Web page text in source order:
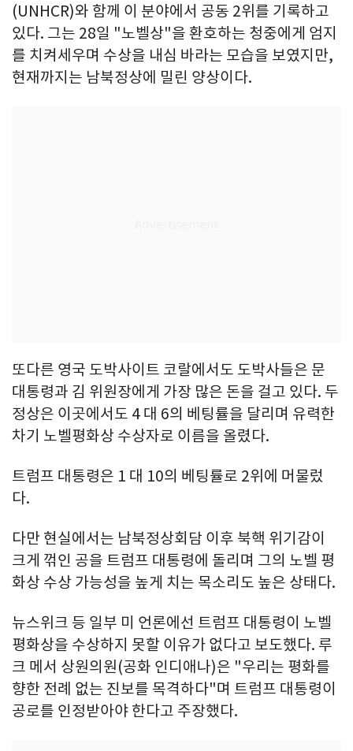
(UNHCR)와 함께 이 분야에서 공동 2위를 기록하고
있다. 그는 28일 "노벨상"을 환호하는 청중에게 엄지
를 치켜세우며 수상을 내심 바라는 모습을 보였지만,
현재까지는 남북정상에 밀린 양상이다.
또다른 영국 도박사이트 코랄에서도 도박사들은 문
대통령과 김 위원장에게 가장 많은 돈을 걸고 있다. 두
정상은 이곳에서도 4 대 6의 베팅률을 달리며 유력한
차기 노벨평화상 수상자로 이름을 올렸다.
트럼프 대통령은 1 대 10의 베팅률로 2위에 머물렀
다.
다만 현실에서는 남북정상회담 이후 북핵 위기감이
크게 꺾인 공을 트럼프 대통령에 돌리며 그의 노벨 평
화상 수상 가능성을 높게 치는 목소리도 높은 상태다.
뉴스위크 등 일부 미 언론에선 트럼프 대통령이 노벨
평화상을 수상하지 못할 이유가 없다고 보도했다. 루
크 메서 상원의원(공화 인디애나)은 "우리는 평화를
향한 전례 없는 진보를 목격하다"며 트럼프 대통령이
공로를 인정받아야 한다고 주장했다.